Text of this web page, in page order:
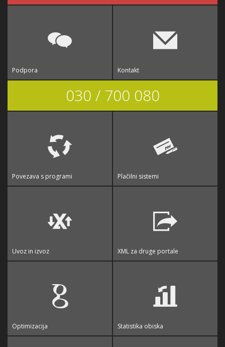
Podpora Kontakt
030 / 700 080
Povezava s programi Plačilni sistemi
Uvoz in izvoz XML za druge portale
Optimizacija Statistika obiska